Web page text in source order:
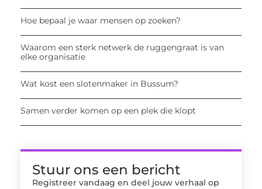
Hoe bepaal je waar mensen op zoeken?
Waarom een sterk netwerk de ruggengraat is van
elke organisatie
Wat kost een slotenmaker in Bussum?
Samen verder komen op een plek die klopt
Stuur ons een bericht
Registreer vandaag en deel jouw verhaal op